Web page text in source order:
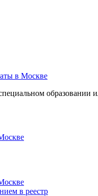
в Москве
образовании
в реестр